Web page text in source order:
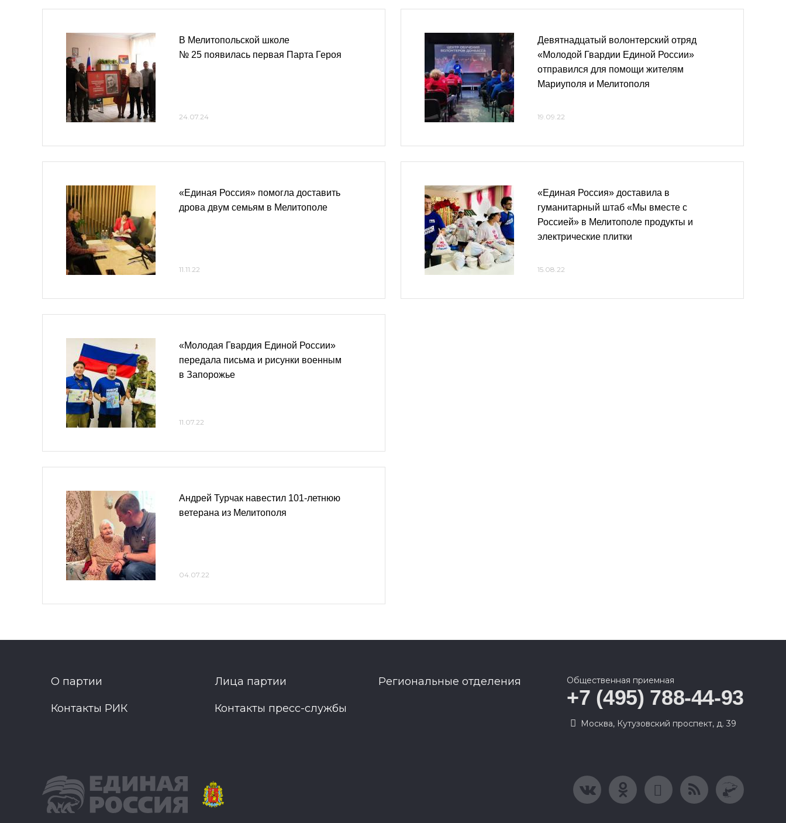
В Мелитопольской школе
№ 25 появилась первая Парта Героя
24.07.24
«Единая Россия» помогла доставить
дрова двум семьям в Мелитополе
11.11.22
Девятнадцатый волонтерский отряд
«Молодой Гвардии Единой России»
отправился для помощи жителям
Мариуполя и Мелитополя
19.09.22
«Единая Россия» доставила в
гуманитарный штаб «Мы вместе с
Россией» в Мелитополе продукты и
электрические плитки
15.08.22
«Молодая Гвардия Единой России»
передала письма и рисунки военным
в Запорожье
11.07.22
Андрей Турчак навестил 101-летнюю
ветерана из Мелитополя
04.07.22
О партии Лица партии Региональные отделения
Контакты РИК Контакты пресс-службы
Общественная приемная
+7 (495) 788-44-93
Москва, Кутузовский проспект, д. 39